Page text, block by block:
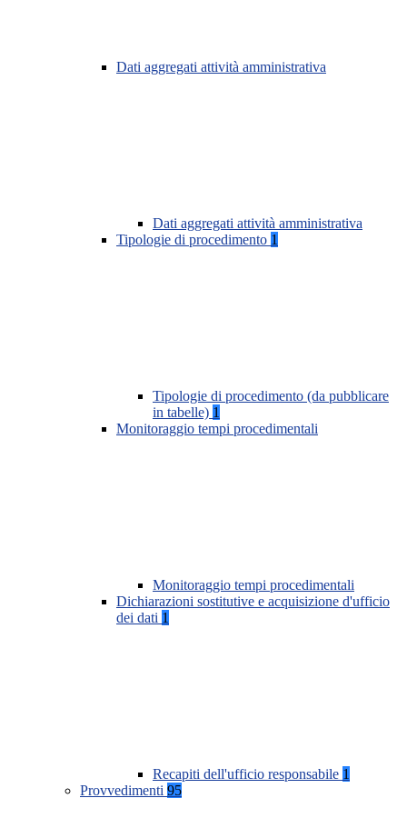
Dati aggregati attività amministrativa
Dati aggregati attività amministrativa
Tipologie di procedimento 1
Tipologie di procedimento (da pubblicare
in tabelle) 1
Monitoraggio tempi procedimentali
Monitoraggio tempi procedimentali
Dichiarazioni sostitutive e acquisizione d'ufficio
dei dati 1
Recapiti dell'ufficio responsabile 1
Provvedimenti 95